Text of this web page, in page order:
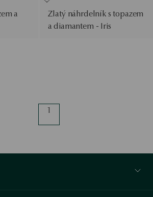
a
Zlatý náhrdelník s topazem
a diamantem - Iris
1